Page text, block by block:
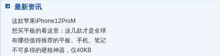
最新资讯
这款苹果iPhone12ProM
想买平板的看这里：这几款才是全球
有哪些值得推荐的平板、手机、笔记
不可多得的硬核神器，仅40KB